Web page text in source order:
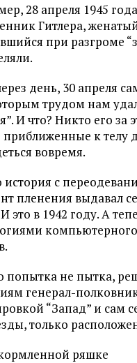
28 апреля 1945
Гитлера,
при разгроме
день, 30 апреля
трудом нам
И что? Никто его за
приближенные к телу
вовремя.
история с
пленения выдавал
И это в 1942 году. А
попытка не пытка,
генерал-
“Запад” и сам
только
ряшке